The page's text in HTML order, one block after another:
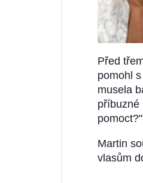
Před
pomohl
musela
příbuzné
Martin
vlasům